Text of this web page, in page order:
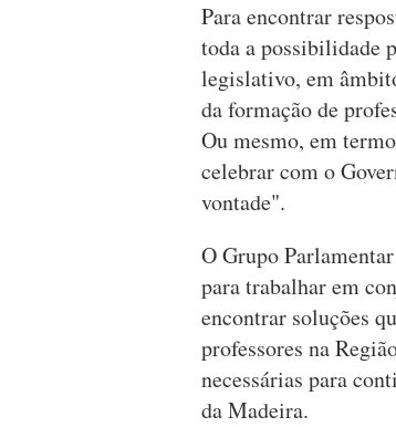
Para encontrar
toda a possibilidade
legislativo, em
da formação de
Ou mesmo, em
celebrar com o
vontade".
O Grupo
para trabalhar em
encontrar soluções
professores na
necessárias para
da Madeira.